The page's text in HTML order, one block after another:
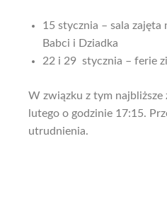
15 stycznia – sala zajęta
Babci i Dziadka
22 i 29 stycznia – ferie
W związku z tym najbliższe
lutego o godzinie 17:15.
utrudnienia.